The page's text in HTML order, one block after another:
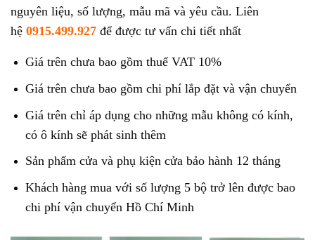
nguyên liệu, số lượng, mẫu mã và yêu cầu. Liên
hệ 0915.499.927 để được tư vấn chi tiết nhất
Giá trên chưa bao gồm thuế VAT 10%
Giá trên chưa bao gồm chi phí lắp đặt và vận chuyển
Giá trên chỉ áp dụng cho những mẫu không có kính,
có ô kính sẽ phát sinh thêm
Sản phẩm cửa và phụ kiện cửa bảo hành 12 tháng
Khách hàng mua với số lượng 5 bộ trở lên được bao
chi phí vận chuyển Hồ Chí Minh